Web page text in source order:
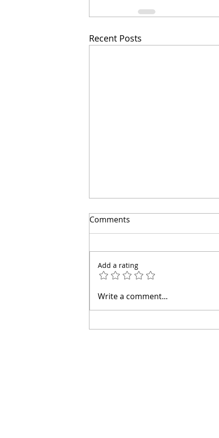
Recent Posts
El secreto para ahorrar
Comments
Add a rating
Write a comment...